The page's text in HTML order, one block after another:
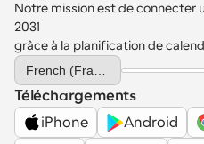
Notre mission est de connecter
2031
grâce à la planification de
Select Language
Téléchargements
iPhone
Android